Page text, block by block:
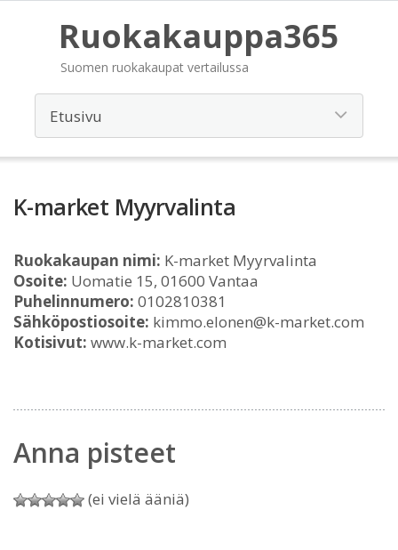
Ruokakauppa365
Suomen ruokakaupat vertailussa
K-market Myyrvalinta
Ruokakaupan nimi: K-market Myyrvalinta
Osoite: Uomatie 15, 01600 Vantaa
Puhelinnumero: 0102810381
Sähköpostiosoite: kimmo.elonen@k-market.com
Kotisivut: www.k-market.com
Anna pisteet
(ei vielä ääniä)